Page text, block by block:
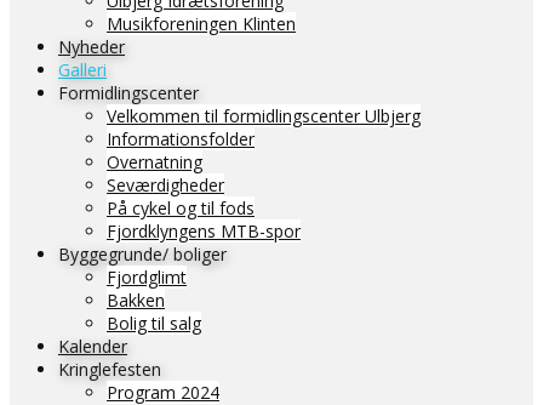
Musikforeningen Klinten
Nyheder
Galleri
Formidlingscenter
Velkommen til formidlingscenter Ulbjerg
Informationsfolder
Overnatning
Seværdigheder
På cykel og til fods
Fjordklyngens MTB-spor
Byggegrunde/ boliger
Fjordglimt
Bakken
Bolig til salg
Kalender
Kringlefesten
Program 2024